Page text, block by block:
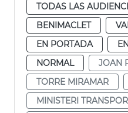
TODAS LAS
BENIMACLET
EN PORTADA
NORMAL
JOAN
TORRE MIRAMAR
MINISTERI